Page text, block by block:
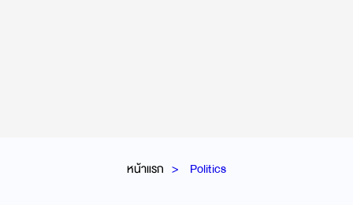
หน้าแรก Politics